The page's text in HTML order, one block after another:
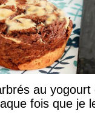
au yogourt
fois que je